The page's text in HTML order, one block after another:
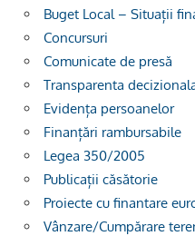
Buget Local – Situații
Concursuri
Comunicate de presă
Transparenta
Evidența persoanelor
Finanțări rambursabile
Legea 350/2005
Publicații căsătorie
Proiecte cu finantare
Vânzare/Cumpărare